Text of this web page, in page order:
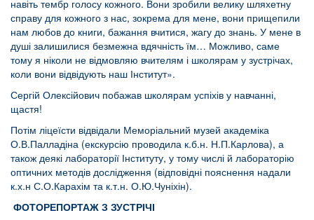
навіть тембр голосу кожного. Вони зробили велику шляхетну
справу для кожного з нас, зокрема для мене, вони прищепили
нам любов до книги, бажання вчитися, жагу до знань. У мене в
душі залишилися безмежна вдячність їм… Можливо, саме
тому я ніколи не відмовляю вчителям і школярам у зустрічах,
коли вони відвідують наш Інститут».
Сергій Олексійович побажав школярам успіхів у навчанні,
щастя!
Потім ліцеїсти відвідали Меморіальний музей академіка
О.В.Палладіна (екскурсію проводила к.б.н. Н.П.Карлова), а
також деякі лабораторії Інституту, у тому числі й лабораторію
оптичних методів дослідження (відповідні пояснення надали
к.х.н С.О.Карахім та к.т.н. О.Ю.Чуніхін).
ФОТОРЕПОРТАЖ З ЗУСТРІЧІ